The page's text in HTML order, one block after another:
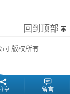
回到顶部
版权所有
享 留言